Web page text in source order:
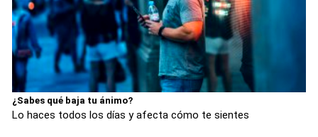
¿Sabes qué baja tu ánimo?
Lo haces todos los días y afecta cómo te sientes